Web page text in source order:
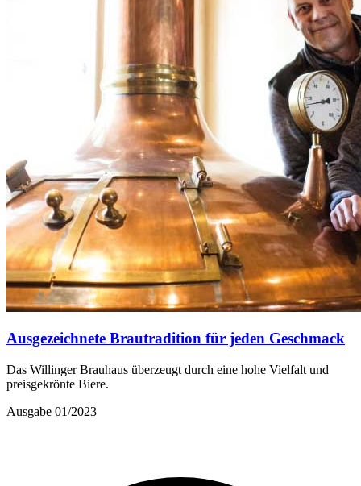
Ausgezeichnete Brautradition für jeden Geschmack
Das Willinger Brauhaus überzeugt durch eine hohe Vielfalt und
preisgekrönte Biere.
Ausgabe 01/2023